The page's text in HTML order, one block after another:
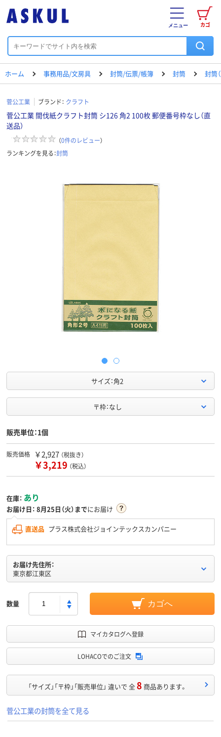
カゴ
メニュー
ホーム 事務用品/文房具 封筒/伝票/帳簿 封筒 封筒
菅公工業 ブランド： クラフト
菅公工業 間伐紙クラフト封筒 シ126 角2 100枚 郵便番号枠なし（直
送品）
（0件のレビュー）
ランキングを見る：封筒
サイズ：角2
〒枠：なし
販売単位：1個
販売価格 ￥2,927 （税抜き）
￥3,219 （税込）
在庫： あり
お届け日： 8月25日（火）までにお届け
直送品 プラス株式会社ジョインテックスカンパニー
お届け先住所：
東京都江東区
数量 カゴへ
マイカタログへ登録
LOHACOでのご注文
「サイズ」「〒枠」「販売単位」 違いで 全8 商品あります。
菅公工業の封筒を全て見る